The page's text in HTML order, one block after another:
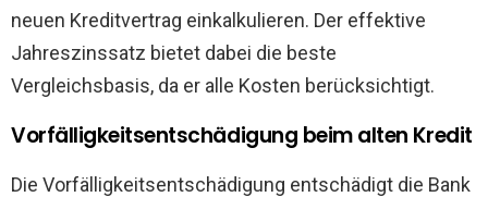
neuen Kreditvertrag einkalkulieren. Der effektive
Jahreszinssatz bietet dabei die beste
Vergleichsbasis, da er alle Kosten berücksichtigt.
Vorfälligkeitsentschädigung beim alten Kredit
Die Vorfälligkeitsentschädigung entschädigt die Bank